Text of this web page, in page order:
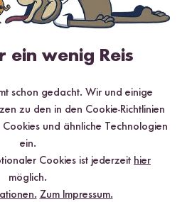
dieses Produkt
Bewertung
ein wenig Reis
schon gedacht. Wir und einige
zu den in den Cookie-Richtlinien
und ähnliche Technologien
ein.
Cookies ist jederzeit hier
möglich.
Zum Impressum.